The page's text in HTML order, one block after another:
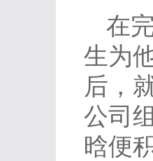
在
生为
后，
公司
晗便